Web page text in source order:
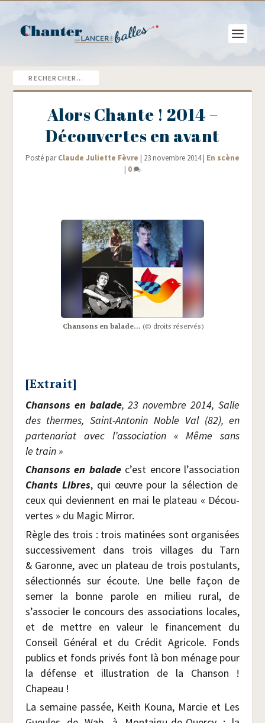
Alors Chante ! 2014 –
Découvertes en avant
Posté parClaude Juliette Fèvre | 23 novembre 2014| En scène
| 0
Chan­sons en balade… (© droits réservés)
[Extrait]
Chan­sons en balade, 23 novembre 2014, Salle
des thermes, Saint-Anto­nin Noble Val (82), en
par­te­na­riat avec l’association « Même sans
le train »
Chan­sons en balade c’est encore l’association
Chants Libres, qui œuvre pour la sélec­tion de
ceux qui deviennent en mai le pla­teau « Décou­
vertes » du Magic Mirror.
Règle des trois : trois mati­nées sont orga­ni­sées
suc­ces­si­ve­ment dans trois vil­lages du Tarn
& Garonne, avec un pla­teau de trois pos­tu­lants,
sélec­tion­nés sur écoute. Une belle façon de
semer la bonne parole en milieu rural, de
s’associer le concours des asso­cia­tions locales,
et de mettre en valeur le finan­ce­ment du
Conseil Géné­ral et du Cré­dit Agri­cole. Fonds
publics et fonds pri­vés font là bon ménage pour
la défense et illus­tra­tion de la Chan­son !
Chapeau !
La semaine pas­sée, Keith Kou­na, Mar­cie et Les